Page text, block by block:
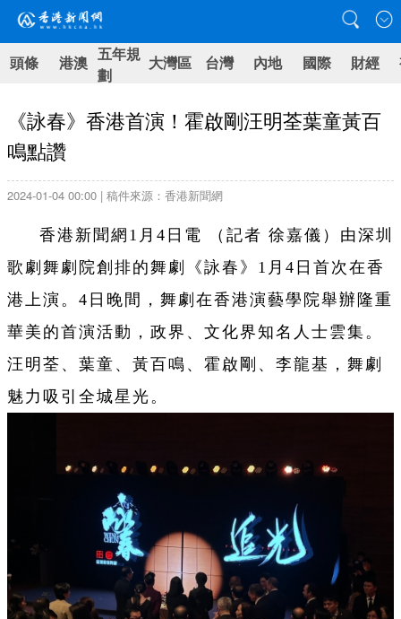
頭條 港澳 五年規
劃
大灣區 台灣 內地 國際 財經
《詠春》香港首演！霍啟剛汪明荃葉童黃百
鳴點讚
2024-01-04 00:00 | 稿件來源：香港新聞網
香港新聞網1月4日電 （記者 徐嘉儀）由深圳
歌劇舞劇院創排的舞劇《詠春》1月4日首次在香
港上演。4日晚間，舞劇在香港演藝學院舉辦隆重
華美的首演活動，政界、文化界知名人士雲集。
汪明荃、葉童、黃百鳴、霍啟剛、李龍基，舞劇
魅力吸引全城星光。